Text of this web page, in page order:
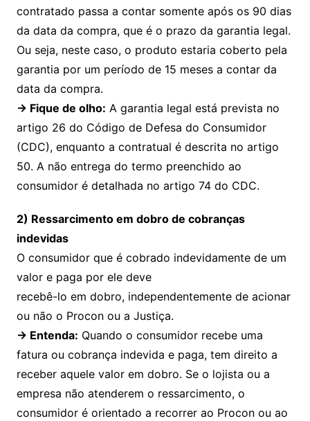
contratado passa a contar somente após os 90 dias
da data da compra, que é o prazo da garantia legal.
Ou seja, neste caso, o produto estaria coberto pela
garantia por um período de 15 meses a contar da
data da compra.
→ Fique de olho: A garantia legal está prevista no
artigo 26 do Código de Defesa do Consumidor
(CDC), enquanto a contratual é descrita no artigo
50. A não entrega do termo preenchido ao
consumidor é detalhada no artigo 74 do CDC.
2) Ressarcimento em dobro de cobranças
indevidas
O consumidor que é cobrado indevidamente de um
valor e paga por ele deve
recebê-lo em dobro, independentemente de acionar
ou não o Procon ou a Justiça.
→ Entenda: Quando o consumidor recebe uma
fatura ou cobrança indevida e paga, tem direito a
receber aquele valor em dobro. Se o lojista ou a
empresa não atenderem o ressarcimento, o
consumidor é orientado a recorrer ao Procon ou ao